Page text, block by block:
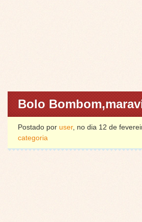
Bolo
Postado por user, no dia 12 de
categoria